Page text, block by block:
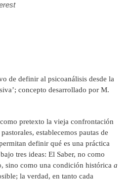
de definir al psicoanálisis desde la
concepto desarrollado por M.
pretexto la vieja confrontación
establecemos pautas de
definir qué es una práctica
tres ideas: El Saber, no como
sino como una condición histórica a
la verdad, en tanto cada